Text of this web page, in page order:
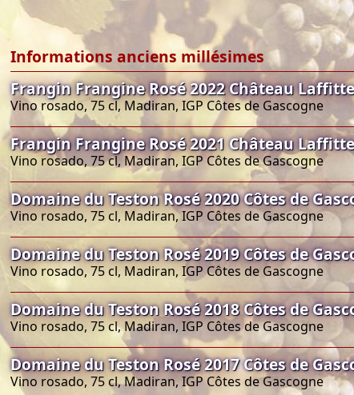
Informations anciens millésimes
Frangin Frangine Rosé 2022 Château
Vino rosado, 75 cl, Madiran, IGP Côtes de Gascogne
Frangin Frangine Rosé 2021 Château
Vino rosado, 75 cl, Madiran, IGP Côtes de Gascogne
Domaine du Teston Rosé 2020 Côtes de
Vino rosado, 75 cl, Madiran, IGP Côtes de Gascogne
Domaine du Teston Rosé 2019 Côtes de
Vino rosado, 75 cl, Madiran, IGP Côtes de Gascogne
Domaine du Teston Rosé 2018 Côtes de
Vino rosado, 75 cl, Madiran, IGP Côtes de Gascogne
Domaine du Teston Rosé 2017 Côtes de
Vino rosado, 75 cl, Madiran, IGP Côtes de Gascogne